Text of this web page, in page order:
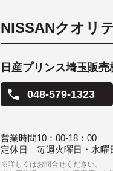
NISSANクオリ
日産プリンス埼玉販
048-579-1323
営業時間10：00-18：00
定休日
毎週火曜日・水曜
※詳しくはお問合せください。